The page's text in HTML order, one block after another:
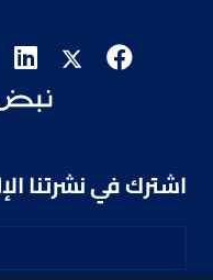
اشترك في نشرتنا